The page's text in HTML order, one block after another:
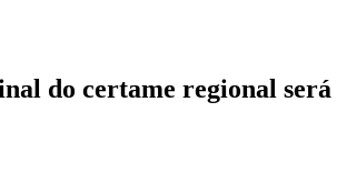
do certame regional